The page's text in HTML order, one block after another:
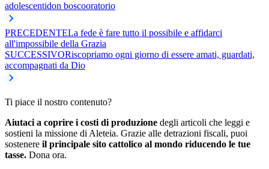
adolescentidon boscooratorio
PRECEDENTELa fede è fare tutto il possibile e affidarci
all'impossibile della Grazia
SUCCESSIVORiscopriamo ogni giorno di essere amati, guardati,
accompagnati da Dio
Ti piace il nostro contenuto?
Aiutaci a coprire i costi di produzione degli articoli che leggi e
sostieni la missione di Aleteia. Grazie alle detrazioni fiscali, puoi
sostenere il principale sito cattolico al mondo riducendo le tue
tasse. Dona ora.